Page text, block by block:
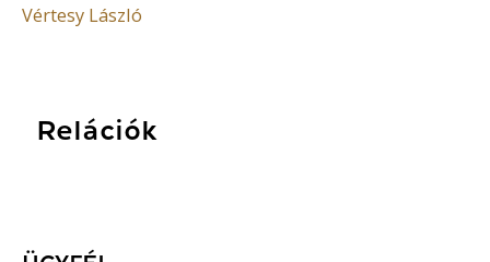
Vértesy László
Relációk